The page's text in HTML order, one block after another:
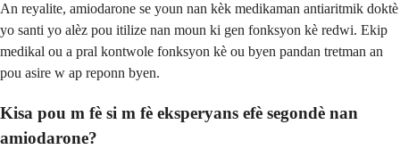
An reyalite, amiodarone se youn nan kèk medikaman antiaritmik doktè
yo santi yo alèz pou itilize nan moun ki gen fonksyon kè redwi. Ekip
medikal ou a pral kontwole fonksyon kè ou byen pandan tretman an
pou asire w ap reponn byen.
Kisa pou m fè si m fè eksperyans efè segondè nan
amiodarone?